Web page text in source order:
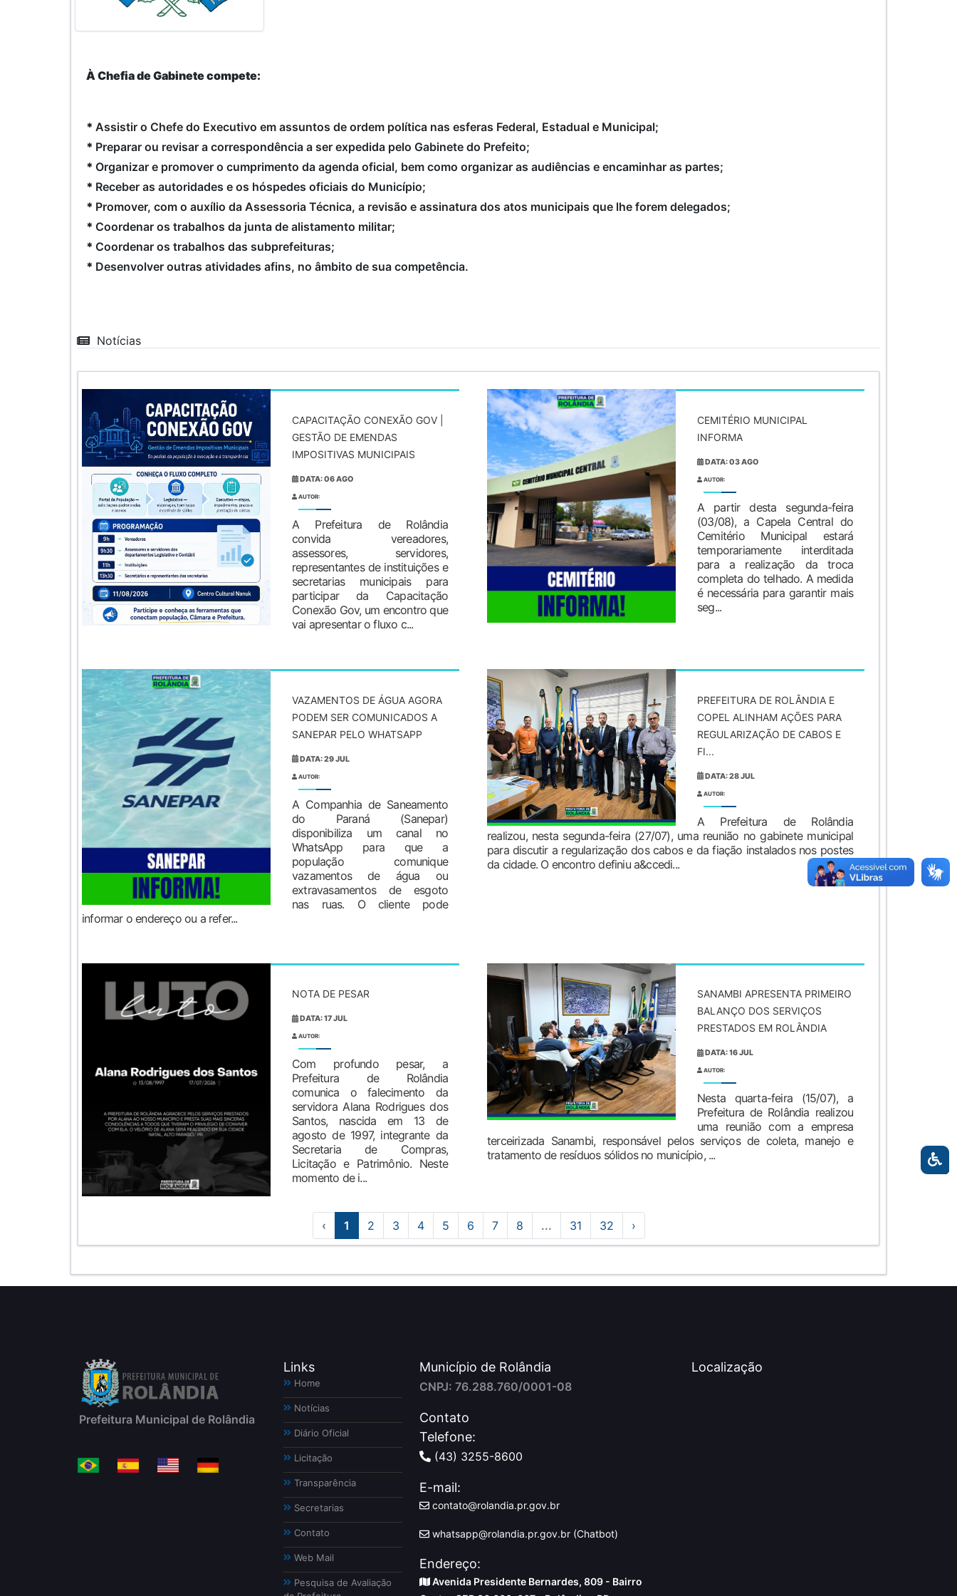
À Chefia de Gabinete compete:
* Assistir o Chefe do Executivo em assuntos de ordem política nas esferas Federal, Estadual e Municipal;
* Preparar ou revisar a correspondência a ser expedida pelo Gabinete do Prefeito;
* Organizar e promover o cumprimento da agenda oficial, bem como organizar as audiências e encaminhar as partes;
* Receber as autoridades e os hóspedes oficiais do Município;
* Promover, com o auxílio da Assessoria Técnica, a revisão e assinatura dos atos municipais que lhe forem delegados;
* Coordenar os trabalhos da junta de alistamento militar;
* Coordenar os trabalhos das subprefeituras;
* Desenvolver outras atividades afins, no âmbito de sua competência.
Notícias
CAPACITAÇÃO CONEXÃO GOV |
GESTÃO DE EMENDAS
IMPOSITIVAS MUNICIPAIS
DATA: 06 AGO
AUTOR:
A Prefeitura de Rolândia
convida vereadores,
assessores, servidores,
representantes de instituições e
secretarias municipais para
participar da Capacitação
Conexão Gov, um encontro que
vai apresentar o fluxo c...
CEMITÉRIO MUNICIPAL
INFORMA
DATA: 03 AGO
AUTOR:
A partir desta segunda-feira
(03/08), a Capela Central do
Cemitério Municipal estará
temporariamente interditada
para a realização da troca
completa do telhado. A medida
é necessária para garantir mais
seg...
VAZAMENTOS DE ÁGUA AGORA
PODEM SER COMUNICADOS A
SANEPAR PELO WHATSAPP
DATA: 29 JUL
AUTOR:
A Companhia de Saneamento
do Paraná (Sanepar)
disponibiliza um canal no
WhatsApp para que a
população comunique
vazamentos de água ou
extravasamentos de esgoto
nas ruas. O cliente pode
informar o endereço ou a refer...
PREFEITURA DE ROLÂNDIA E
COPEL ALINHAM AÇÕES PARA
REGULARIZAÇÃO DE CABOS E
FI...
DATA: 28 JUL
AUTOR:
A Prefeitura de Rolândia
realizou, nesta segunda-feira (27/07), uma reunião no gabinete municipal
para discutir a regularização dos cabos e da fiação instalados nos postes
da cidade. O encontro definiu a&ccedi...
NOTA DE PESAR
DATA: 17 JUL
AUTOR:
Com profundo pesar, a
Prefeitura de Rolândia
comunica o falecimento da
servidora Alana Rodrigues dos
Santos, nascida em 13 de
agosto de 1997, integrante da
Secretaria de Compras,
Licitação e Patrimônio. Neste
momento de i...
SANAMBI APRESENTA PRIMEIRO
BALANÇO DOS SERVIÇOS
PRESTADOS EM ROLÂNDIA
DATA: 16 JUL
AUTOR:
Nesta quarta-feira (15/07), a
Prefeitura de Rolândia realizou
uma reunião com a empresa
terceirizada Sanambi, responsável pelos serviços de coleta, manejo e
tratamento de resíduos sólidos no município, ...
‹ 1 2 3 4 5 6 7 8 ... 31 32 ›
Prefeitura Municipal de Rolândia
Links
Home
Notícias
Diário Oficial
Licitação
Transparência
Secretarias
Contato
Web Mail
Pesquisa de Avaliação
Município de Rolândia
CNPJ: 76.288.760/0001-08
Contato
Telefone:
(43) 3255-8600
E-mail:
contato@rolandia.pr.gov.br
whatsapp@rolandia.pr.gov.br (Chatbot)
Endereço:
Avenida Presidente Bernardes, 809 - Bairro
Localização